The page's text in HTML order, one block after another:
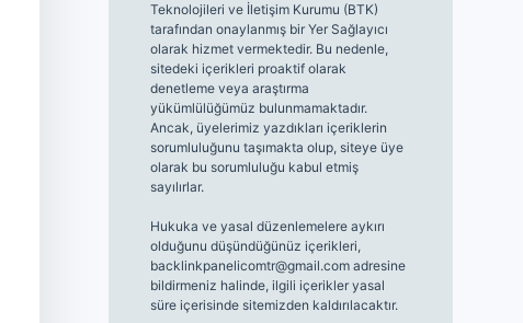
Teknolojileri ve İletişim Kurumu (BTK)
tarafından onaylanmış bir Yer Sağlayıcı
olarak hizmet vermektedir. Bu nedenle,
sitedeki içerikleri proaktif olarak
denetleme veya araştırma
yükümlülüğümüz bulunmamaktadır.
Ancak, üyelerimiz yazdıkları içeriklerin
sorumluluğunu taşımakta olup, siteye üye
olarak bu sorumluluğu kabul etmiş
sayılırlar.
Hukuka ve yasal düzenlemelere aykırı
olduğunu düşündüğünüz içerikleri,
backlinkpanelicomtr@gmail.comadresine
bildirmeniz halinde, ilgili içerikler yasal
süre içerisinde sitemizden kaldırılacaktır.